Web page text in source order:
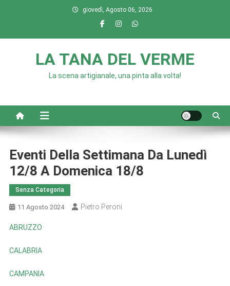
giovedì, Agosto 06, 2026
LA TANA DEL VERME
La scena artigianale, una pinta alla volta!
Eventi Della Settimana Da Lunedì
12/8 A Domenica 18/8
Senza Categoria
11 Agosto 2024 Pietro Peroni
ABRUZZO
CALABRIA
CAMPANIA